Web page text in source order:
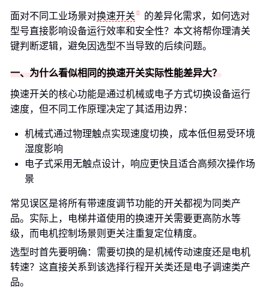
面对不同工业场景对换速开关
的差异化需求，如何选对
型号直接影响设备运行效率和安全性？本文将帮你理清关
键判断逻辑，避免因选型不当导致的后续问题。
一、为什么看似相同的换速开关实际性能差异大？
换速开关的核心功能是通过机械或电子方式切换设备运行
速度，但不同工作原理决定了其适用边界：
机械式通过物理触点实现速度切换，成本低但易受环境
湿度影响
电子式采用无触点设计，响应更快且适合高频次操作场
景
常见误区是将所有带速度调节功能的开关都视为同类产
品。实际上，电梯井道使用的换速开关需要更高防水等
级，而电机控制场景则更关注重复定位精度。
选型时首先要明确：需要切换的是机械传动速度还是电机
转速？这直接关系到该选择行程开关类还是电子调速类产
品。